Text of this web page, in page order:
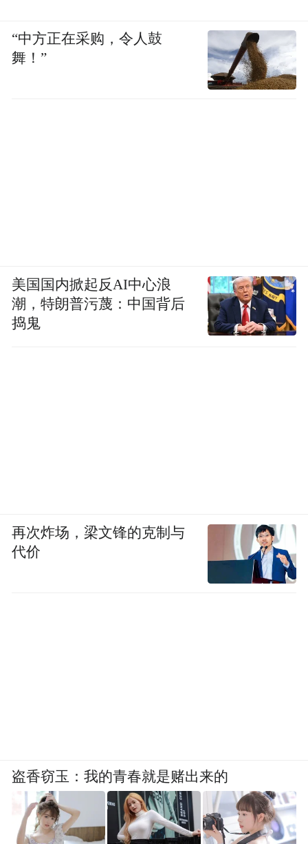
“中方正在采购，令人鼓
舞！”
美国国内掀起反AI中心浪
潮，特朗普污蔑：中国背后
捣鬼
再次炸场，梁文锋的克制与
代价
盗香窃玉：我的青春就是赌出来的